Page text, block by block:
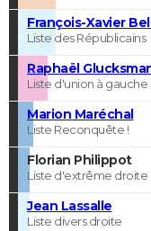
François-Xavier
Liste des Républicains
Raphaël
Liste d'union à gauche
Marion Maréchal
Liste Reconquête !
Florian Philippot
Liste d'extrême droite
Jean Lassalle
Liste divers droite